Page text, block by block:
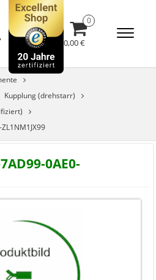
0,00 €
Kupplung (drehstarr)
0AE0-